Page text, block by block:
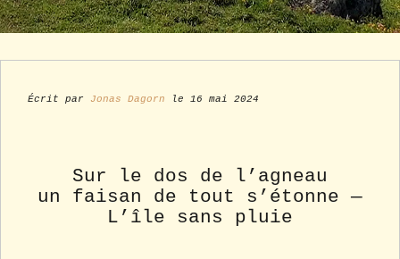
Écrit par Jonas Dagorn le 16 mai 2024
Sur le dos de l’agneau
un faisan de tout s’étonne —
L’île sans pluie